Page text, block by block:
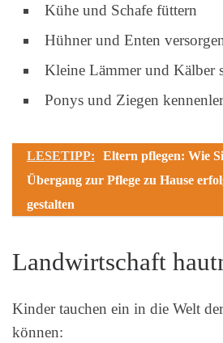
Kühe und Schafe füttern
Hühner und Enten
Kleine Lämmer und Kälber
Ponys und Ziegen
LESETIPP:
Eltern pflegen: Wie
Übergang zur Pflege zu Hause
gestalten
Landwirtschaft
Kinder tauchen ein in die Welt
können: